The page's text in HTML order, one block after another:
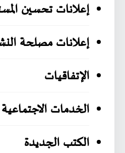
إعلانات تحسين
إعلانات مصلحة
الإتفاقيات
الخدمات الاجتماعية
الكتب الجديدة